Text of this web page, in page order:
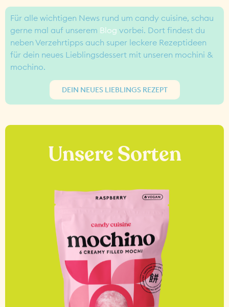
Für alle wichtigen News rund um candy cuisine, schau
gerne mal auf unserem Blog vorbei. Dort findest du
neben Verzehrtipps auch super leckere Rezeptideen
für dein neues Lieblingsdessert mit unseren mochini &
mochino.
DEIN NEUES LIEBLINGS REZEPT
Unsere Sorten